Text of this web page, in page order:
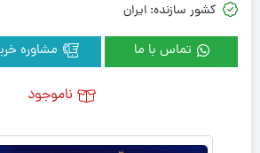
کشور سازنده: ایران
تماس با ما
ناموجود